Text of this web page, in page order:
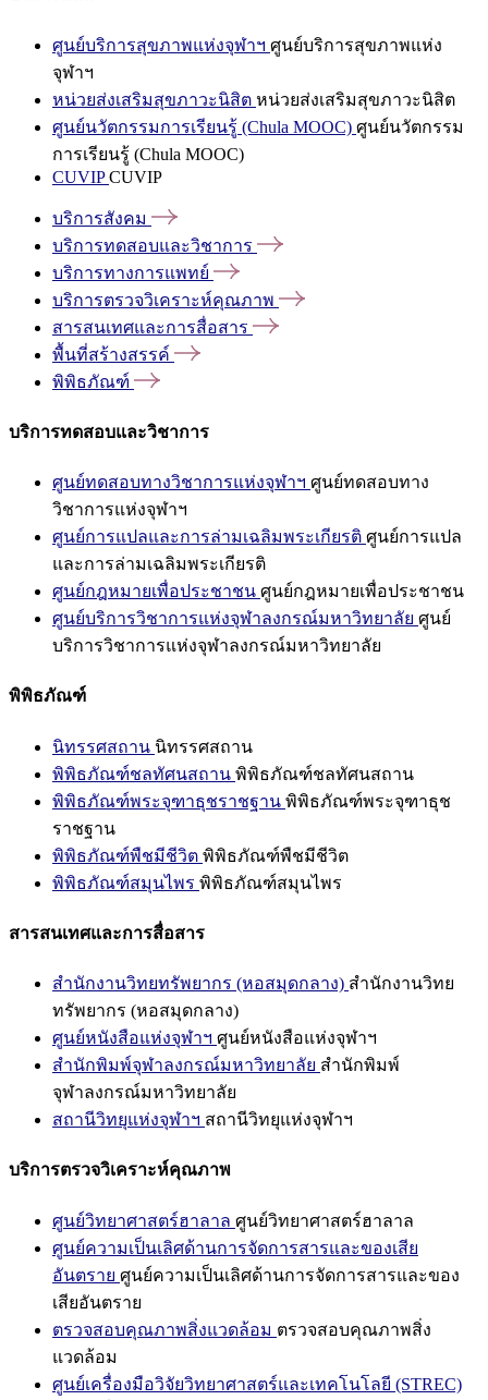
ศูนย์บริการสุขภาพแห่งจุฬาฯ ศูนย์บริการสุขภาพแห่ง
จุฬาฯ
หน่วยส่งเสริมสุขภาวะนิสิต หน่วยส่งเสริมสุขภาวะนิสิต
ศูนย์นวัตกรรมการเรียนรู้ (Chula MOOC) ศูนย์นวัตกรรม
การเรียนรู้ (Chula MOOC)
CUVIPCUVIP
บริการสังคม
บริการทดสอบและวิชาการ
บริการทางการแพทย์
บริการตรวจวิเคราะห์คุณภาพ
สารสนเทศและการสื่อสาร
พื้นที่สร้างสรรค์
พิพิธภัณฑ์
บริการทดสอบและวิชาการ
ศูนย์ทดสอบทางวิชาการแห่งจุฬาฯ ศูนย์ทดสอบทาง
วิชาการแห่งจุฬาฯ
ศูนย์การแปลและการล่ามเฉลิมพระเกียรติ ศูนย์การแปล
และการล่ามเฉลิมพระเกียรติ
ศูนย์กฎหมายเพื่อประชาชน ศูนย์กฎหมายเพื่อประชาชน
ศูนย์บริการวิชาการแห่งจุฬาลงกรณ์มหาวิทยาลัย ศูนย์
บริการวิชาการแห่งจุฬาลงกรณ์มหาวิทยาลัย
พิพิธภัณฑ์
นิทรรศสถาน นิทรรศสถาน
พิพิธภัณฑ์ชลทัศนสถาน พิพิธภัณฑ์ชลทัศนสถาน
พิพิธภัณฑ์พระจุฑาธุชราชฐาน พิพิธภัณฑ์พระจุฑาธุช
ราชฐาน
พิพิธภัณฑ์พืชมีชีวิต พิพิธภัณฑ์พืชมีชีวิต
พิพิธภัณฑ์สมุนไพร พิพิธภัณฑ์สมุนไพร
สารสนเทศและการสื่อสาร
สำนักงานวิทยทรัพยากร (หอสมุดกลาง) สำนักงานวิทย
ทรัพยากร (หอสมุดกลาง)
ศูนย์หนังสือแห่งจุฬาฯ ศูนย์หนังสือแห่งจุฬาฯ
สำนักพิมพ์จุฬาลงกรณ์มหาวิทยาลัย สำนักพิมพ์
จุฬาลงกรณ์มหาวิทยาลัย
สถานีวิทยุแห่งจุฬาฯ สถานีวิทยุแห่งจุฬาฯ
บริการตรวจวิเคราะห์คุณภาพ
ศูนย์วิทยาศาสตร์ฮาลาล ศูนย์วิทยาศาสตร์ฮาลาล
ศูนย์ความเป็นเลิศด้านการจัดการสารและของเสีย
อันตราย ศูนย์ความเป็นเลิศด้านการจัดการสารและของ
เสียอันตราย
ตรวจสอบคุณภาพสิ่งแวดล้อม ตรวจสอบคุณภาพสิ่ง
แวดล้อม
ศูนย์เครื่องมือวิจัยวิทยาศาสตร์และเทคโนโลยี (STREC)